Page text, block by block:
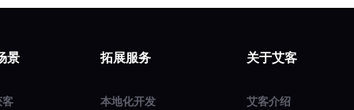
景
客
拓展服务
本地化开发
关于艾客
艾客介绍